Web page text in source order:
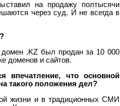
на продажу полтысячи
через суд. И не всегда в
.KZ был продан за 10 000
доменов и сайтов.
что основной
такого положения дел?
жизни и в традиционных СМИ